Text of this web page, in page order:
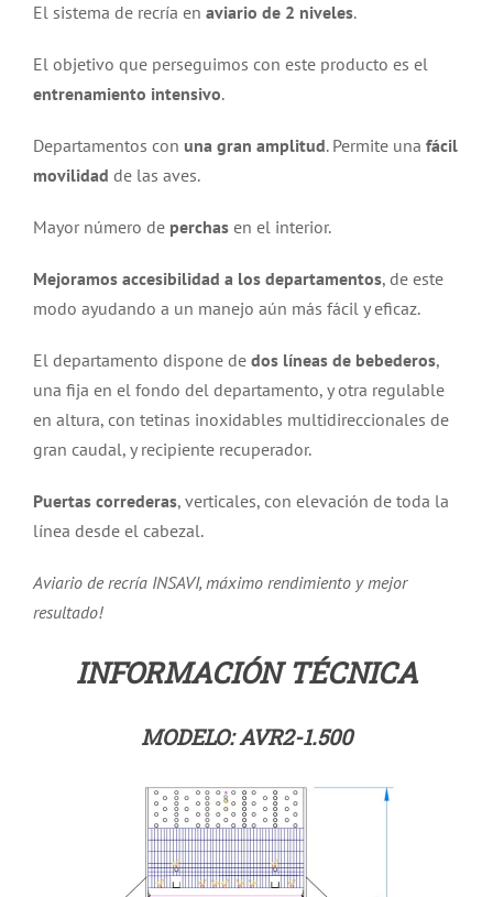
El sistema de recría en aviario de 2 niveles.
El objetivo que perseguimos con este producto es el
entrenamiento intensivo.
Departamentos con una gran amplitud. Permite una fácil
movilidad de las aves.
Mayor número de perchas en el interior.
Mejoramos accesibilidad a los departamentos, de este
modo ayudando a un manejo aún más fácil y eficaz.
El departamento dispone de dos líneas de bebederos,
una fija en el fondo del departamento, y otra regulable
en altura, con tetinas inoxidables multidireccionales de
gran caudal, y recipiente recuperador.
Puertas correderas, verticales, con elevación de toda la
línea desde el cabezal.
Aviario de recría INSAVI, máximo rendimiento y mejor
resultado!
INFORMACIÓN TÉCNICA
MODELO: AVR2-1.500